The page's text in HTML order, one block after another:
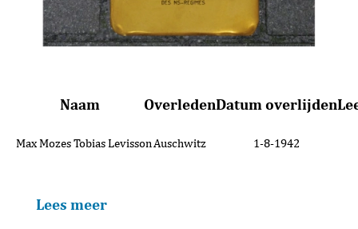
Naam OverledenDatum overlijden
Max Mozes Tobias Levisson Auschwitz 1-8-1942
Lees meer